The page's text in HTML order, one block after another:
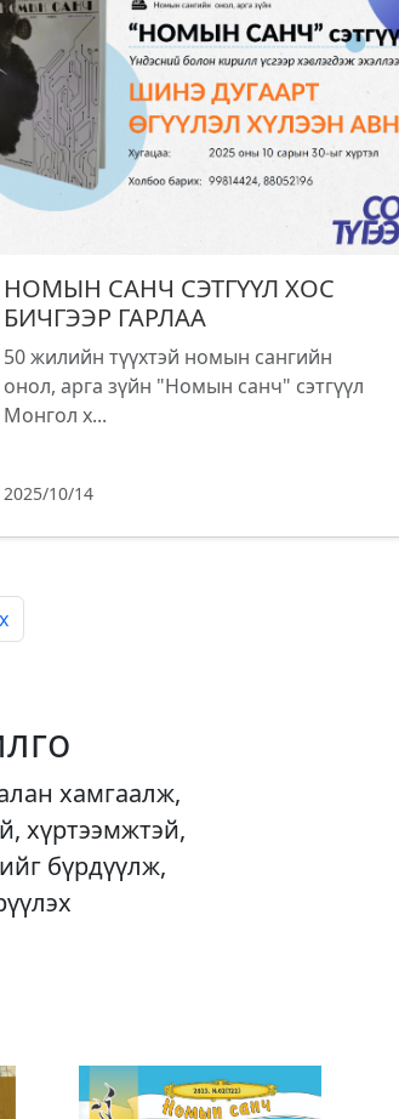
НОМЫН САНЧ СЭТГҮҮЛ ХОС
БИЧГЭЭР ГАРЛАА
50 жилийн түүхтэй номын сангийн
онол, арга зүйн "Номын санч" сэтгүүл
Монгол х...
2025/10/14
хамгаалж,
хүртээмжтэй,
бүрдүүлж,